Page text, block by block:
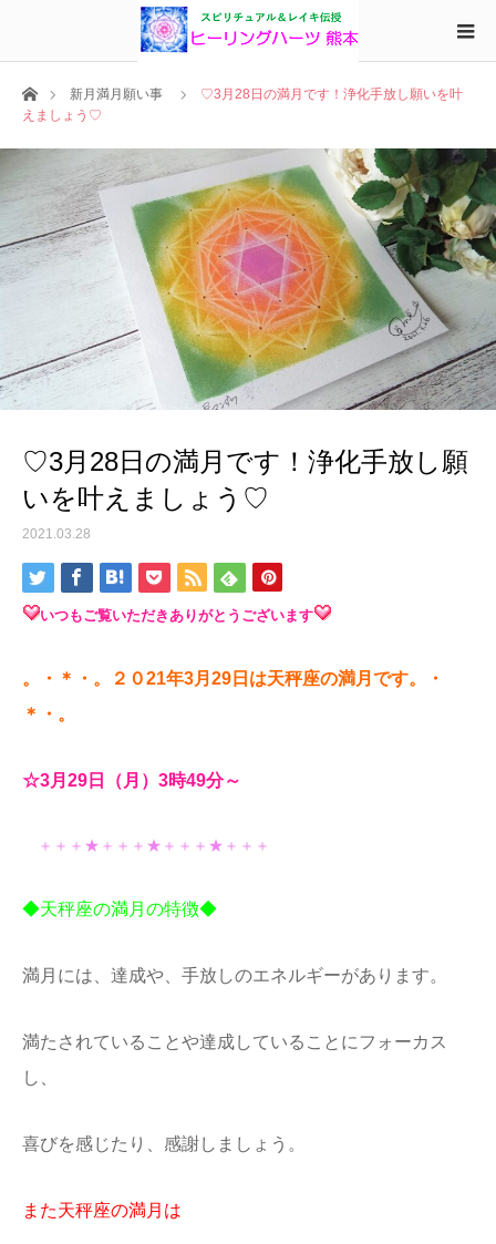
ホーム新月満月願い事
♡3月28日の満月です！浄化手放し願いを叶
えましょう♡
♡3月28日の満月です！浄化手放し願
いを叶えましょう♡
2021.03.28
いつもご覧いただきありがとうございます
。・＊・。２０21年3月29日は天秤座の満月です。・
＊・。
☆3月29 日（月）3時49分～
＋＋＋★＋＋＋★＋＋＋★＋＋＋
◆天秤座の満月の特徴◆
満月には、達成や、手放しのエネルギーがあります。
満たされていることや達成していること にフォーカス
し、
喜びを感じたり、感謝しましょう。
また天秤座の満月は